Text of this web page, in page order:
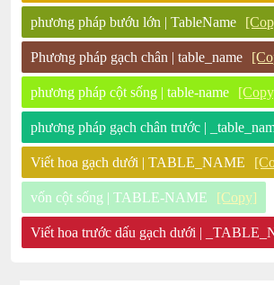
phương pháp bướu lớn | TableName
Phương pháp gạch chân | table_name
phương pháp cột sống | table-name
phương pháp gạch chân trước |
Viết hoa gạch dưới | TABLE_NAME
vốn cột sống | TABLE-NAME [Copy]
Viết hoa trước dấu gạch dưới |